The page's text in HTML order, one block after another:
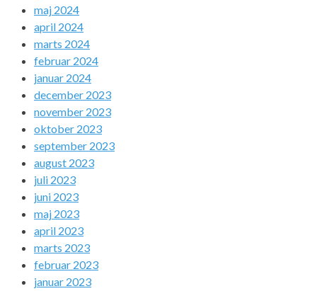
maj 2024
april 2024
marts 2024
februar 2024
januar 2024
december 2023
november 2023
oktober 2023
september 2023
august 2023
juli 2023
juni 2023
maj 2023
april 2023
marts 2023
februar 2023
januar 2023